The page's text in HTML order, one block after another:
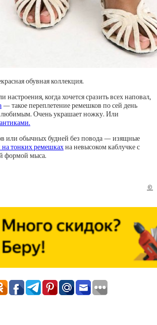
обувная коллекция.
настроения, когда хочется сразить всех наповал,
— такое переплетение ремешков по сей день
любимым. Очень украшает ножку. Или
или обычных будней без повода — изящные
тонких ремешкахна невысоком каблучке с
формой мыса.
©